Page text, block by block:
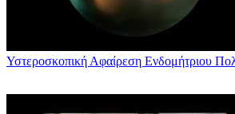
Υστεροσκοπική Αφαίρεση Ενδομήτριου